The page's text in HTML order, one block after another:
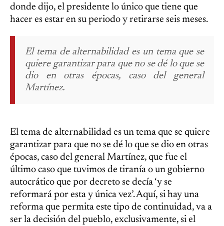
donde dijo, el presidente lo único que tiene que
hacer es estar en su periodo y retirarse seis meses.
El tema de alternabilidad es un tema que se
quiere garantizar para que no se dé lo que se
dio en otras épocas, caso del general
Martínez.
El tema de alternabilidad es un tema que se quiere
garantizar para que no se dé lo que se dio en otras
épocas, caso del general Martínez, que fue el
último caso que tuvimos de tiranía o un gobierno
autocrático que por decreto se decía ‘y se
reformará por esta y única vez’. Aquí, si hay una
reforma que permita este tipo de continuidad, va a
ser la decisión del pueblo, exclusivamente, si el